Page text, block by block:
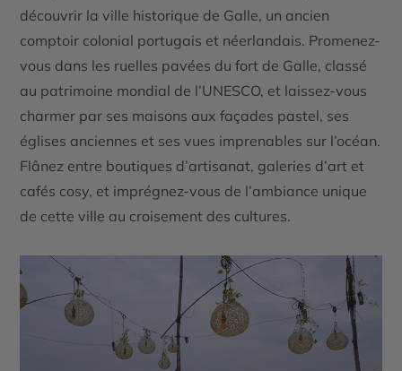
découvrir la ville historique de Galle, un ancien
comptoir colonial portugais et néerlandais. Promenez-
vous dans les ruelles pavées du fort de Galle, classé
au patrimoine mondial de l’UNESCO, et laissez-vous
charmer par ses maisons aux façades pastel, ses
églises anciennes et ses vues imprenables sur l’océan.
Flânez entre boutiques d’artisanat, galeries d’art et
cafés cosy, et imprégnez-vous de l’ambiance unique
de cette ville au croisement des cultures.